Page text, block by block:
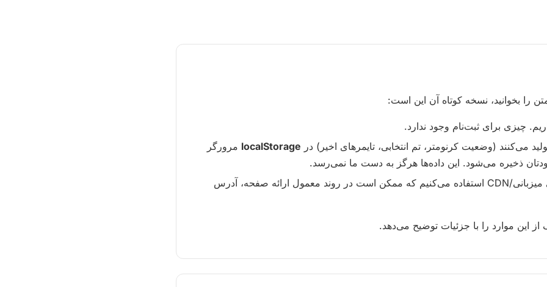
را بخوانید، نسخه کوتاه آن این است:
چیزی برای ثبت‌نام وجود ندارد.
می‌کنند (وضعیت کرنومتر، تم انتخابی، تایمرهای اخیر) در localStorage مرورگر
ذخیره می‌شود. این داده‌ها هرگز به دست ما نمی‌رسد.
ما از یک ارائه‌دهنده‌ی میزبانی/CDN استفاده می‌کنیم که ممکن است در روند معمول ارائه صفحه، آدرس
این موارد را با جزئیات توضیح می‌دهد.